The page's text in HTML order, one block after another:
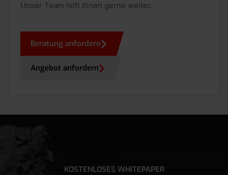
Unser Team hilft Ihnen gerne weiter.
Beratung anfordern
Angebot anfordern
KOSTENLOSES WHITEPAPER